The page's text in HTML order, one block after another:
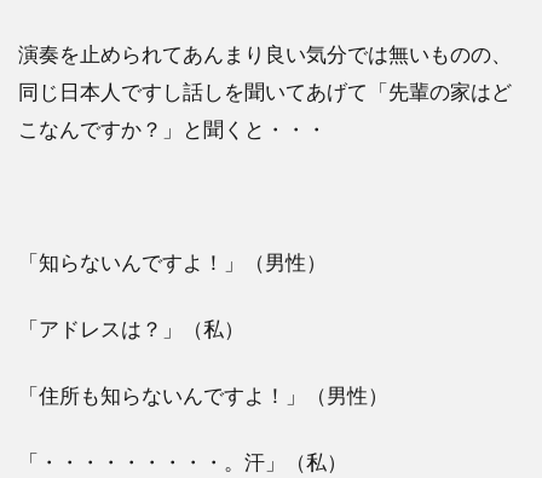
演奏を止められてあんまり良い気分では無いものの、
同じ日本人ですし話しを聞いてあげて「先輩の家はど
こなんですか？」と聞くと・・・
「知らないんですよ！」（男性）
「アドレスは？」（私）
「住所も知らないんですよ！」（男性）
「・・・・・・・・・。汗」（私）